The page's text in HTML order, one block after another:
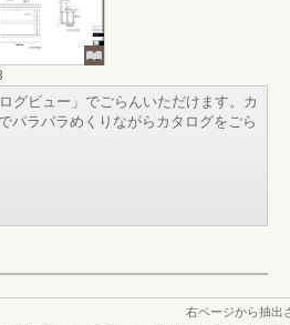
グビュー」でごらんいただけます。カ
パラパラめくりながらカタログをごら
右ページから抽出